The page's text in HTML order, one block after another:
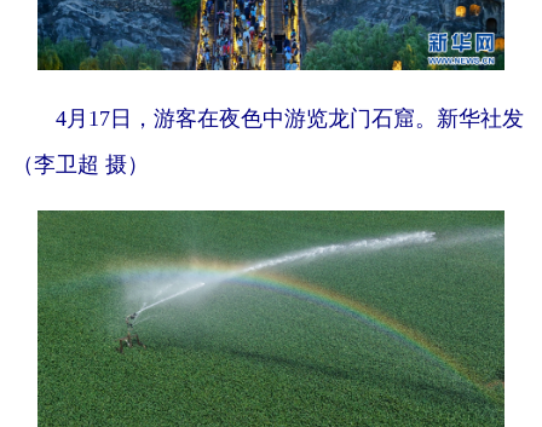
4月17日，游客在夜色中游览龙门石窟。新华社发
（李卫超 摄）